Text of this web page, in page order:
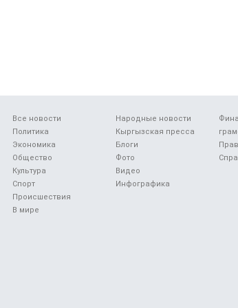
Все новости
Политика
Экономика
Общество
Культура
Спорт
Происшествия
В мире
Народные новости
Кыргызская пресса
Блоги
Фото
Видео
Инфографика